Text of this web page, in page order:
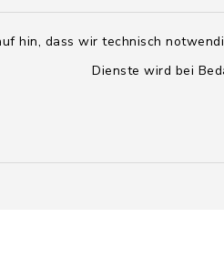
hin, dass wir technisch
Dienste wird bei
0000-
Kommunen-